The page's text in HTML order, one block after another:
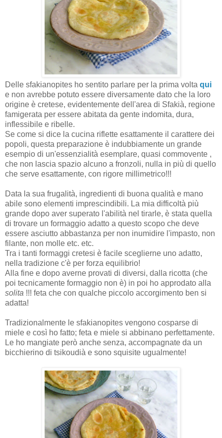
Delle sfakianopites ho sentito parlare per la prima volta qui
e non avrebbe potuto essere diversamente dato che la loro
origine è cretese, evidentemente dell'area di Sfakià, regione
famigerata per essere abitata da gente indomita, dura,
inflessibile e ribelle.
Se come si dice la cucina riflette esattamente il carattere dei
popoli, questa preparazione è indubbiamente un grande
esempio di un'essenzialità esemplare, quasi commovente ,
che non lascia spazio alcuno a fronzoli, nulla in più di quello
che serve esattamente, con rigore millimetrico!!!
Data la sua frugalità, ingredienti di buona qualità e mano
abile sono elementi imprescindibili. La mia difficoltà più
grande dopo aver superato l'abilità nel tirarle, è stata quella
di trovare un formaggio adatto a questo scopo che deve
essere asciutto abbastanza per non inumidire l'impasto, non
filante, non molle etc. etc.
Tra i tanti formaggi cretesi è facile sceglierne uno adatto,
nella tradizione c'è per forza equilibrio!
Alla fine e dopo averne provati di diversi, dalla ricotta (che
poi tecnicamente formaggio non è) in poi ho approdato alla
solita !!! feta che con qualche piccolo accorgimento ben si
adatta!
Tradizionalmente le sfakianopites vengono cosparse di
miele e così ho fatto; feta e miele si abbinano perfettamente.
Le ho mangiate però anche senza, accompagnate da un
bicchierino di tsikoudià e sono squisite ugualmente!